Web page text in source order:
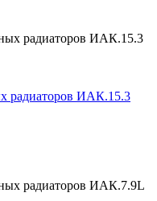
радиаторов ИАК.15.3